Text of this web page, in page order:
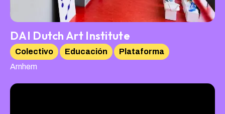
DAI Dutch Art Institute
Colectivo Educación
Plataforma
Arnhem